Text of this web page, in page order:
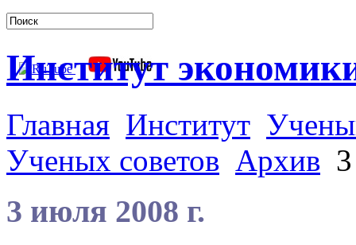
Институт
Главная Институт
Ученых советов Архив
3 июля 2008 г.